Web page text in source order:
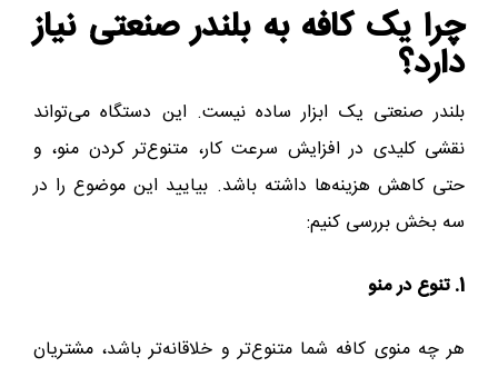
چرا یک کافه به بلندر صنعتی نیاز
دارد؟
بلندر صنعتی یک ابزار ساده نیست. این دستگاه می‌تواند
نقشی کلیدی در افزایش سرعت کار، متنوع‌تر کردن منو، و
حتی کاهش هزینه‌ها داشته باشد. بیایید این موضوع را در
سه بخش بررسی کنیم:
1. تنوع در منو
هر چه منوی کافه شما متنوع‌تر و خلاقانه‌تر باشد، مشتریان